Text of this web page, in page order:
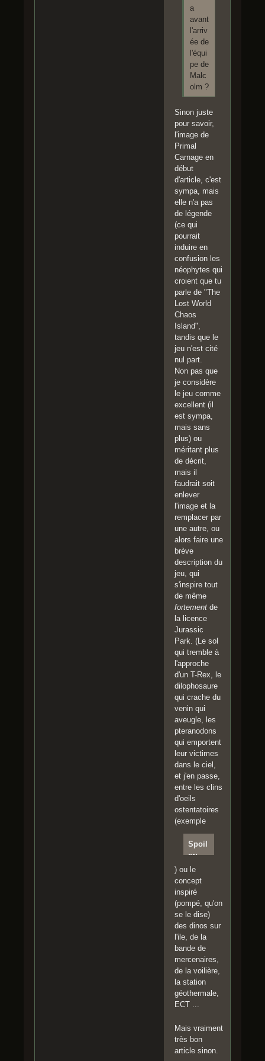
a
avant
l'arriv
ée de
l'équi
pe de
Malc
olm ?
Sinon juste
pour savoir,
l'image de
Primal
Carnage en
début
d'article, c'est
sympa, mais
elle n'a pas
de légende
(ce qui
pourrait
induire en
confusion les
néophytes qui
croient que tu
parle de "The
Lost World
Chaos
Island",
tandis que le
jeu n'est cité
nul part.
Non pas que
je considère
le jeu comme
excellent (il
est sympa,
mais sans
plus) ou
méritant plus
de décrit,
mais il
faudrait soit
enlever
l'image et la
remplacer par
une autre, ou
alors faire une
brève
description du
jeu, qui
s'inspire tout
de même
fortement de
la licence
Jurassic
Park. (Le sol
qui tremble à
l'approche
d'un T-Rex, le
dilophosaure
qui crache du
venin qui
aveugle, les
pteranodons
qui emportent
leur victimes
dans le ciel,
et j'en passe,
entre les clins
d'oeils
ostentatoires
(exemple
Spoil
er:
Clique
r pour
lire
https:
//www
.youtu
be.co
m/wat
ch?
v=JG
aapi-
MOhs
) ou le
concept
inspiré
(pompé, qu'on
se le dise)
des dinos sur
l'ile, de la
bande de
mercenaires,
de la voilière,
la station
géothermale,
ECT ...
Mais vraiment
très bon
article sinon.